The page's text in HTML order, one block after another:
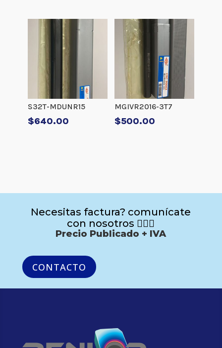
S32T-MDUNR15
$640.00
MGIVR2016-3T7
$500.00
Necesitas factura? comunícate
con nosotros 🙋🏻‍♂️
Precio Publicado + IVA
CONTACTO